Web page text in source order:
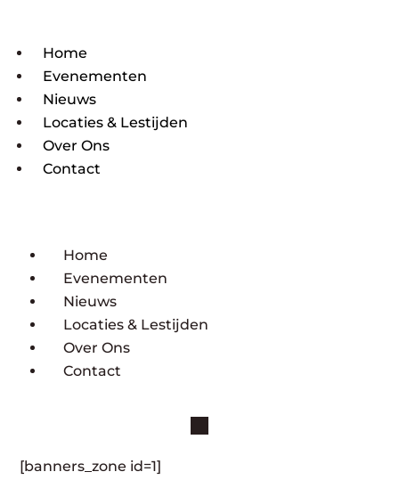
Home
Evenementen
Nieuws
Locaties & Lestijden
Over Ons
Contact
Home
Evenementen
Nieuws
Locaties & Lestijden
Over Ons
Contact
[banners_zone id=1]